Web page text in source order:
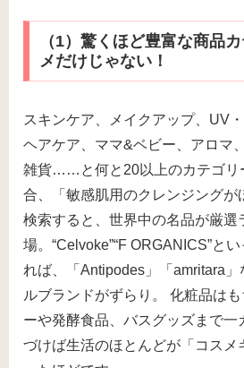
（1）驚くほど豊富な商品
メだけじゃない！
スキンケア、メイクアップ、UV
ヘアケア、ママ&ベビー、アロマ
雑貨……と何と20以上のカテゴリ
合、「敏感肌用のクレンジングが
検索すると、世界中の名品が厳選
場。“Celvoke”“F ORGANICS”と
れば、「Antipodes」「amritara
ルブランドがずらり。 化粧品は
ーや発酵食品、バスグッズまで一
づけば生活のほとんどが「コスメ